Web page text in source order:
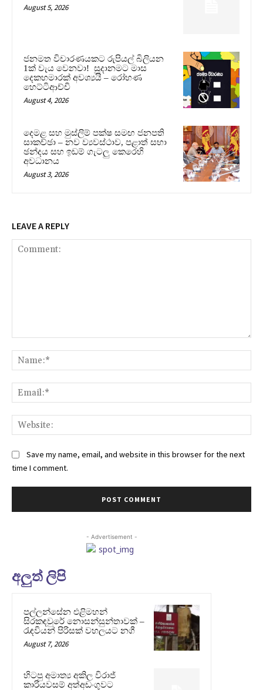
August 5, 2026
ජනමත විචාරණයකට රුපියල් බිලියන
1ක් වැය වෙනවා! සූදානමට මාස
දෙකහමාරක් අවශ්‍යයි – රෝහණ
හෙට්ටිආච්චි
August 4, 2026
දෙමළ සහ මුස්ලිම් පක්ෂ සමඟ ජනපති
සාකච්ඡා – නව ව්‍යවස්ථාව, පළාත් සභා
ඡන්දය සහ ඉඩම් ගැටලු කෙරෙහි
අවධානය
August 3, 2026
LEAVE A REPLY
Save my name, email, and website in this browser for the next
time I comment.
- Advertisement -
අලුත් ලිපි
පල්ලන්සේන එළිමහන්
සිරකඳවුරේ නොසන්සුන්තාවක් –
රැඳවියන් පිරිසක් වහලයට නගී
August 7, 2026
හිටපු අමාත්‍ය අකිල විරාජ්
කාරියවසම් අත්අඩංගුවට